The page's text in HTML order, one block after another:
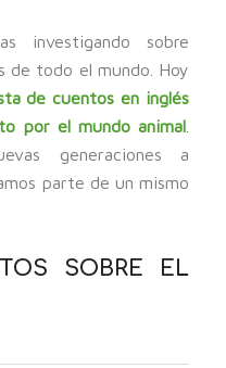
investigando sobre
de todo el mundo. Hoy
de cuentos en inglés
por el mundo animal
generaciones a
parte de un mismo
SOBRE EL